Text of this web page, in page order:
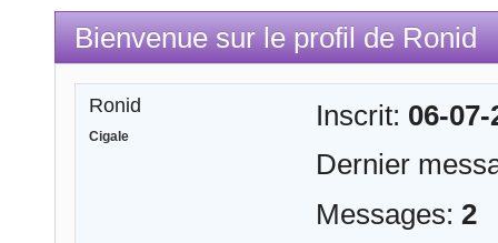
Bienvenue sur le profil de Ronid
Ronid
Cigale
Inscrit: 06-07-
Dernier
Messages: 2